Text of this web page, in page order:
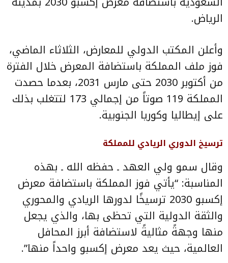
الرياض.
وأعلن المكتب الدولي للمعارض، الثلاثاء الماضي،
فوز ملف المملكة باستضافة المعرض خلال الفترة
من أكتوبر 2030 حتى مارس 2031، بعدما حصدت
المملكة 119 صوتاً من إجمالي 173 لتتغلب بذلك
على إيطاليا وكوريا الجنوبية.
ترسيخ الدوري الريادي للمملكة
وقال سمو ولي العهد ـ حفظه الله ـ بهذه
المناسبة: “يأتي فوز المملكة باستضافة معرض
إكسبو 2030 ترسيخًا لدورها الريادي والمحوري
والثقة الدولية التي تحظى بها، والذي يجعل
منها وجهةً مثاليةً لاستضافة أبرز المحافل
العالمية، حيث يعد معرض إكسبو واحداً منها”.